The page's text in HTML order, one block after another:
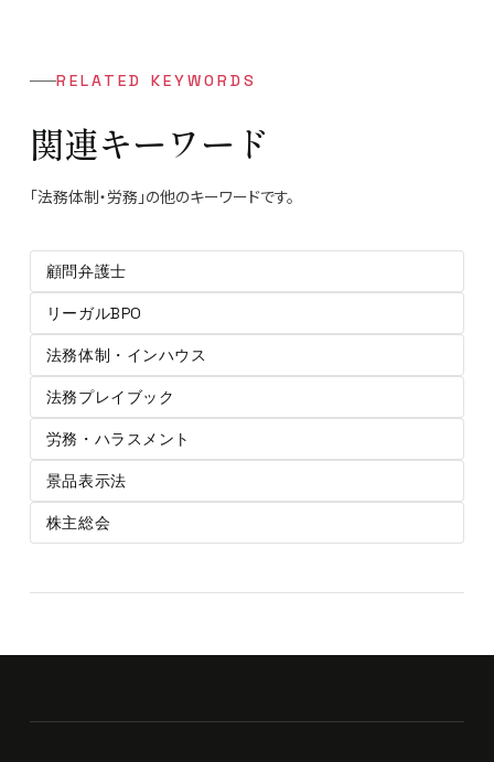
RELATED KEYWORDS
関連キーワード
「法務体制・労務」の他のキーワードです。
顧問弁護士
リーガルBPO
法務体制・インハウス
法務プレイブック
労務・ハラスメント
景品表示法
株主総会